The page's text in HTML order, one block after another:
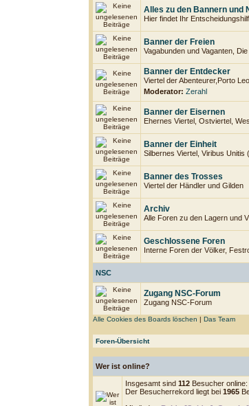
Alles zu den Bannern und
Hier findet Ihr
Banner der Freien
Vagabunden und Vaganten,
Banner der Entdecker
Viertel der Abenteurer,Porto
Moderator: Zerahl
Banner der Eisernen
Ehernes Viertel, Ostviertel,
Banner der Einheit
Silbernes Viertel, Viribus Unitis
Banner des Trosses
Viertel der Händler und Gilden
Archiv
Alle Foren zu den Lagern und
Geschlossene Foren
Interne Foren der Völker,
NSC
Zugang NSC-Forum
Zugang NSC-Forum
Alle Cookies des Boards löschen |Das Team
Foren-Übersicht
Wer ist online?
Insgesamt sind112 Besucher
Der Besucherrekord liegt bei1965